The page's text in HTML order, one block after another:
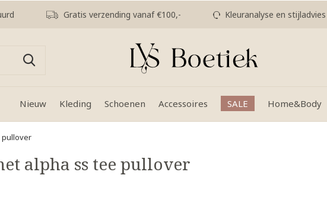
Nieuw Kleding Schoenen Accessoires SALE Home&Body
Gratis verzending vanaf €100,- Kleuranalyse en stijladvies
pullover
alpha ss tee pullover